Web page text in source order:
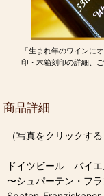
「生まれ年のワインに
印・木箱刻印の詳細、
商品詳細
（写真をクリックす
ドイツビール バイエ
〜シュパーテン・フ